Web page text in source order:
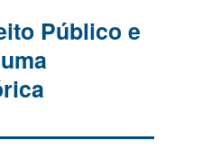
Público e